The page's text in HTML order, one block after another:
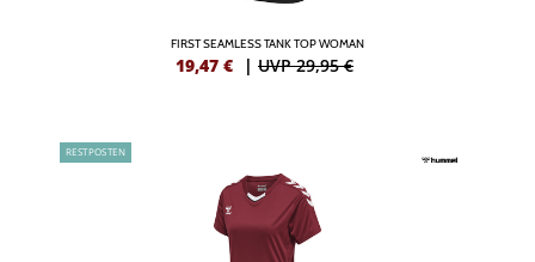
FIRST SEAMLESS TANK TOP WOMAN
19,47 € | UVP 29,95 €
RESTPOSTEN